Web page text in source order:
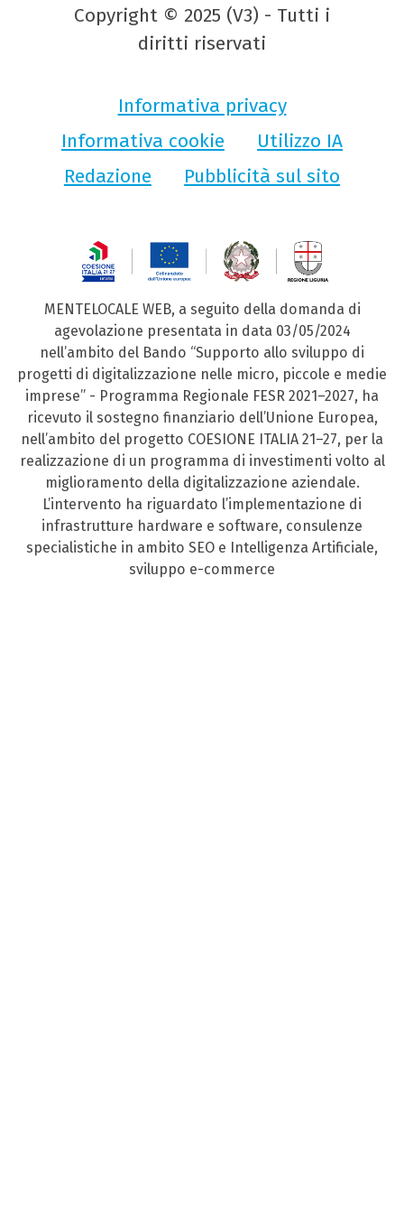
Copyright © 2025 (V3) - Tutti i
diritti riservati
Informativa privacy
Informativa cookie
Utilizzo IA
Redazione
Pubblicità sul sito
MENTELOCALE WEB, a seguito della domanda di
agevolazione presentata in data 03/05/2024
nell’ambito del Bando “Supporto allo sviluppo di
progetti di digitalizzazione nelle micro, piccole e medie
imprese” - Programma Regionale FESR 2021–2027, ha
ricevuto il sostegno finanziario dell’Unione Europea,
nell’ambito del progetto COESIONE ITALIA 21–27, per la
realizzazione di un programma di investimenti volto al
miglioramento della digitalizzazione aziendale.
L’intervento ha riguardato l’implementazione di
infrastrutture hardware e software, consulenze
specialistiche in ambito SEO e Intelligenza Artificiale,
sviluppo e-commerce